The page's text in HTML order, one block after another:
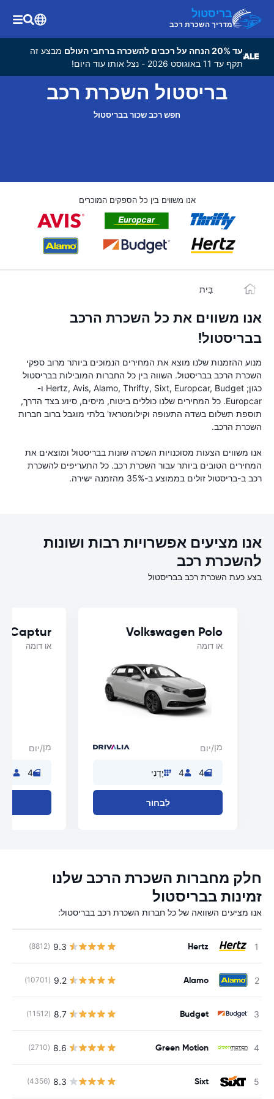
בריסטול
מדריך השכרת רכב
עד 20% הנחה על רכבים להשכרה ברחבי העולם
מבצע זה
תקף עד 11 באוגוסט 2026 - נצל אותו עוד היום!
בריסטול השכרת רכב
חפש רכב שכור בבריסטול
אנו משווים בין כל הספקים המוכרים
בַּיִת
אנו משווים את כל השכרת הרכב
בבריסטול!
מנוע ההזמנות שלנו מוצא את המחירים הנמוכים ביותר מרוב ספקי
השכרת הרכב בבריסטול. השווה בין כל החברות המובילות בבריסטול
כגון; Hertz, Avis, Alamo, Thrifty, Sixt, Europcar, Budget ו-
Europcar. כל המחירים שלנו כוללים ביטוח, מיסים, סיוע בצד הדרך,
תוספת תשלום בשדה התעופה וקילומטראז' בלתי מוגבל ברוב חברות
השכרת הרכב.
אנו משווים הצעות מסוכנויות השכרה שונות בבריסטול ומוצאים את
המחירים הטובים ביותר עבור השכרת רכב. כל התעריפים להשכרת
רכב ב-בריסטול זולים בממוצע ב-35% מהזמנה ישירה.
אנו מציעים אפשרויות רבות ושונות
להשכרת רכב
בצע כעת השכרת רכב בבריסטול
Volkswagen Polo
או דומה
מִן/יום
4
4 יָדָנִי
לִבחוֹר
Captur
או דומה
מִן/יום
4
4
חלק מחברות השכרת הרכב שלנו
זמינות בבריסטול
אנו מציעים השוואה של כל חברות השכרת רכב בבריסטול:
Hertz
9.3
(8812)
Alamo
9.2
(10701)
Budget
8.7
(11512)
Green Motion
8.6
(2710)
Sixt
8.3
(4356)